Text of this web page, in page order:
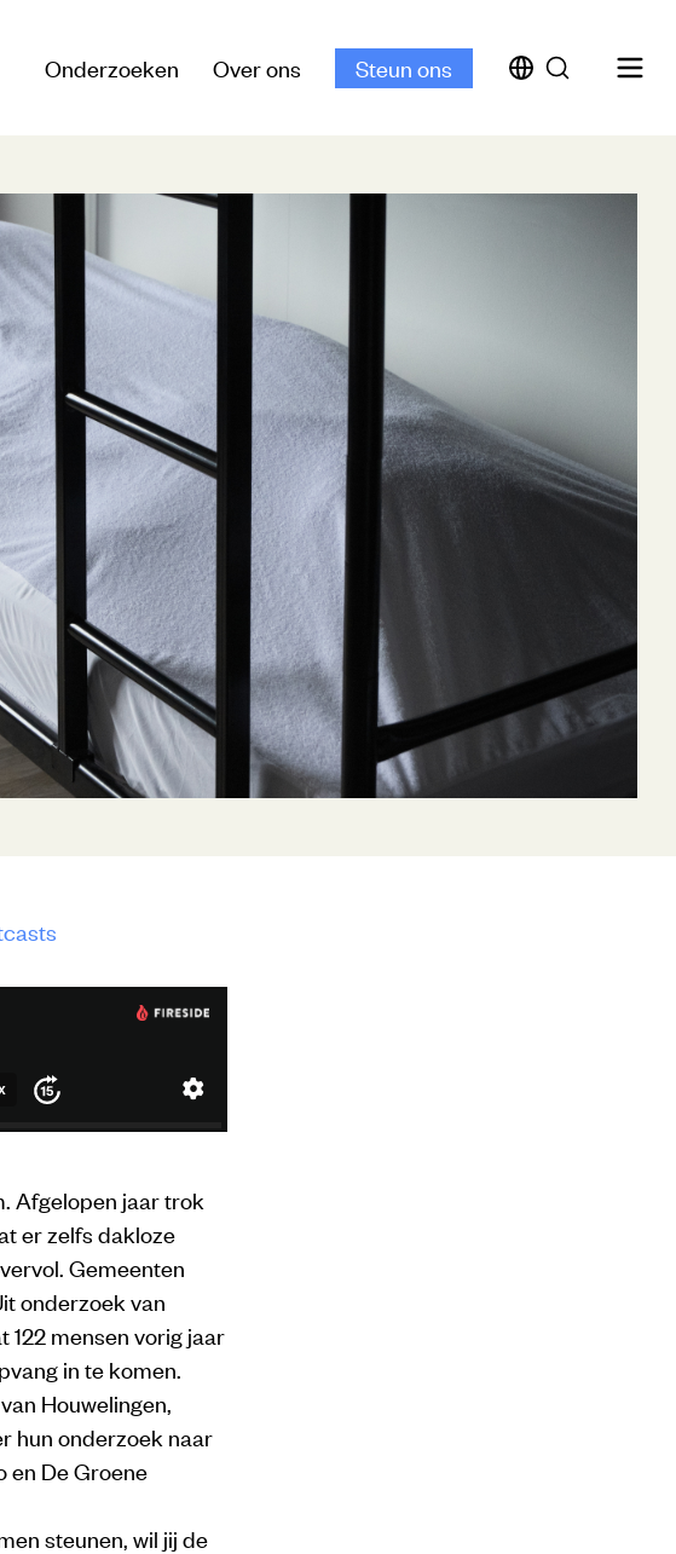
Onderzoeken Over ons Steun ons
Afgelopen jaar trok
er zelfs dakloze
Gemeenten
onderzoek van
mensen vorig jaar
in te komen.
Houwelingen,
hun onderzoek naar
en De Groene
steunen, wil jij de